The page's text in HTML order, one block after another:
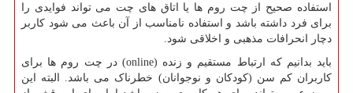
استفاده صحیح از چت روم ها یا اتاق های چت می تواند فوایدی را
برای فرد داشته باشد و استفاده نامناسب از آن باعث می شود کاربر
دچار انحرافات مذهبی و اخلاقی شود
باید بدانیم که ارتباط مستقیم و زنده (online)
در چت روم ها برای
کاربران کم سن (کودکان و نوجوانان) خطرناک می باشد. البته این